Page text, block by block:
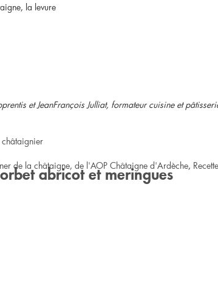
la levure
et JeanFrançois Julliat, formateur cuisine et
de la châtaigne, de l'AOP Châtaigne d'Ardèche,
abricot et meringues